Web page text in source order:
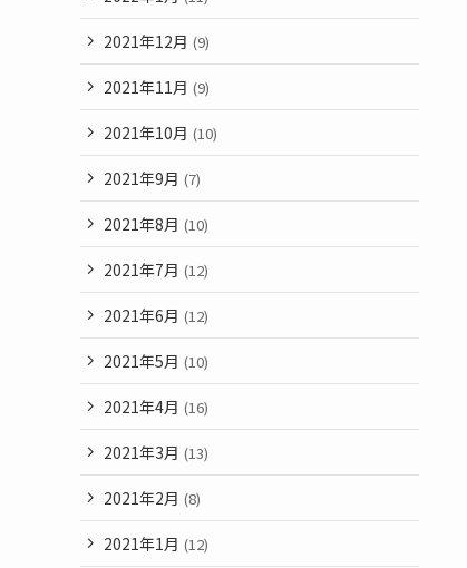
2021年12月 (9)
2021年11月 (9)
2021年10月 (10)
2021年9月 (7)
2021年8月 (10)
2021年7月 (12)
2021年6月 (12)
2021年5月 (10)
2021年4月 (16)
2021年3月 (13)
2021年2月 (8)
2021年1月 (12)